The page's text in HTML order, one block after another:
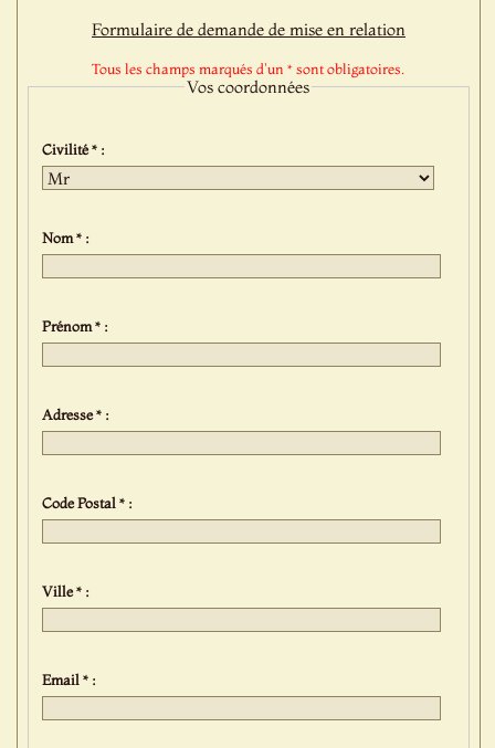
Formulaire de demande de mise en relation
Tous les champs marqués d'un * sont obligatoires.
Vos coordonnées
Civilité * :
Nom * :
Prénom * :
Adresse * :
Code Postal * :
Ville * :
Email * :